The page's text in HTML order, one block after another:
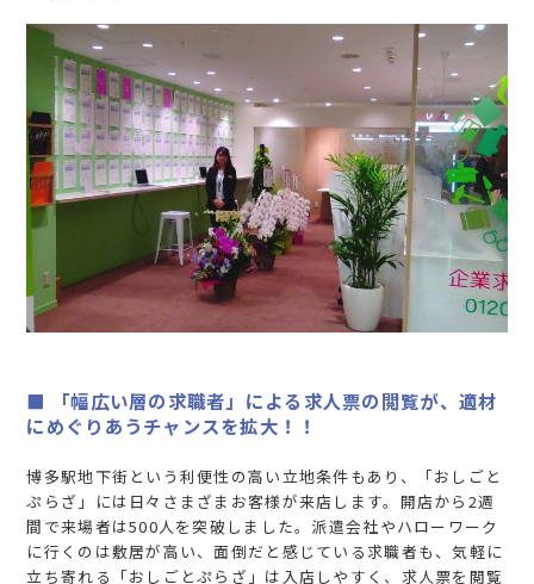
■ 「幅広い層の求職者」による求人票の閲覧が、適材
にめぐりあうチャンスを拡大！！
博多駅地下街という利便性の高い立地条件もあり、「おしごと
ぷらざ」には日々さまざまお客様が来店します。開店から2週
間で来場者は500人を突破しました。派遣会社やハローワーク
に行くのは敷居が高い、面倒だと感じている求職者も、気軽に
立ち寄れる「おしごとぷらざ」は入店しやすく、求人票を閲覧